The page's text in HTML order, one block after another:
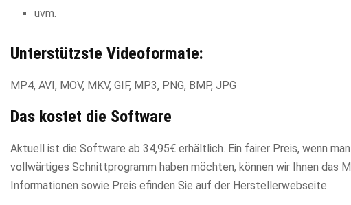
uvm.
Unterstützste Videoformate:
MP4, AVI, MOV, MKV, GIF, MP3, PNG, BMP, JPG
Das kostet die Software
Aktuell ist die Software ab 34,95€ erhältlich. Ein fairer Preis, wenn
vollwärtiges Schnittprogramm haben möchten, können wir Ihnen das
Informationen sowie Preis efinden Sie auf der Herstellerwebseite.